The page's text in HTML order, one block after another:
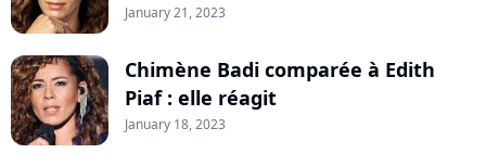
January 21, 2023
Chimène Badi comparée à Edith
Piaf : elle réagit
January 18, 2023